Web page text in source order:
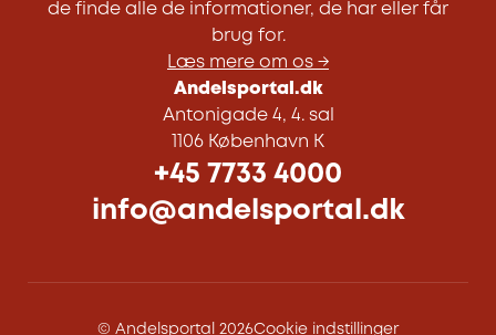
de finde alle de informationer, de har eller får
brug for.
Læs mere om os →
Andelsportal.dk
Antonigade 4, 4. sal
1106 København K
+45 7733 4000
info@andelsportal.dk
© Andelsportal 2026Cookie indstillinger